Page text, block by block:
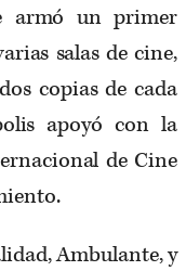
armó un primer
salas de cine,
copias de cada
apoyó con la
de Cine
Ambulante, y